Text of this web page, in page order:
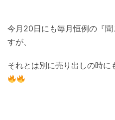
今月20日にも毎月恒例の『
すが、
それとは別に売り出しの時に